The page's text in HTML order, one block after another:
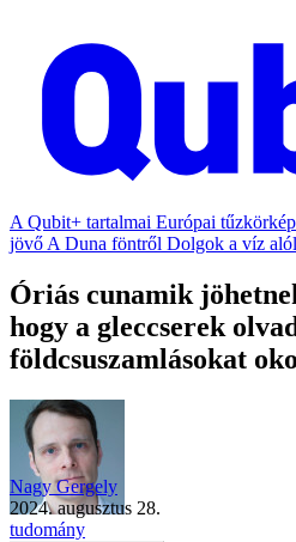
A Qubit+ tartalmai Európai tűzkörkép
jövő A Duna föntről Dolgok a víz alól
Óriás cunamik
hogy a gleccserek
földcsuszamlásokat
Nagy Gergely
2024. augusztus 28.
tudomány